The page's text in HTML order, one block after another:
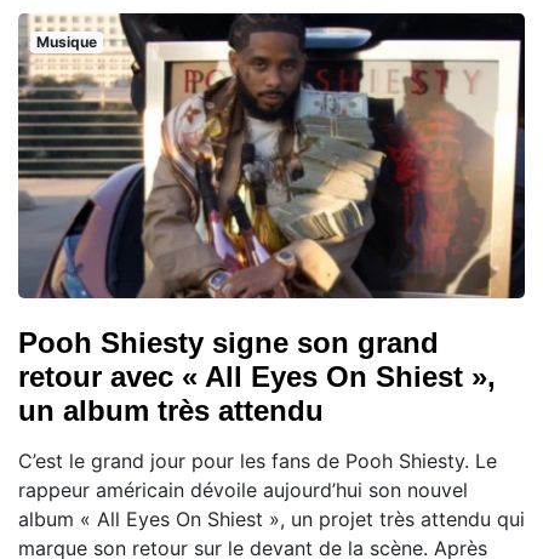
Musique
Pooh Shiesty signe son grand
retour avec « All Eyes On Shiest »,
un album très attendu
C’est le grand jour pour les fans de Pooh Shiesty. Le
rappeur américain dévoile aujourd’hui son nouvel
album « All Eyes On Shiest », un projet très attendu qui
marque son retour sur le devant de la scène. Après